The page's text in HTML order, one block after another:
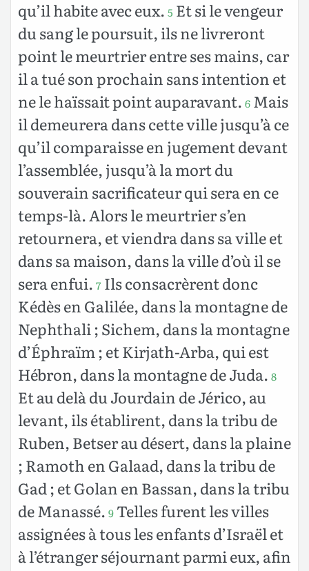
qu’il habite avec eux. 5 Et si le vengeur
du sang le poursuit, ils ne livreront
point le meurtrier entre ses mains, car
il a tué son prochain sans intention et
ne le haïssait point auparavant. 6 Mais
il demeurera dans cette ville jusqu’à ce
qu’il comparaisse en jugement devant
l’assemblée, jusqu’à la mort du
souverain sacrificateur qui sera en ce
temps-là. Alors le meurtrier s’en
retournera, et viendra dans sa ville et
dans sa maison, dans la ville d’où il se
sera enfui. 7 Ils consacrèrent donc
Kédès en Galilée, dans la montagne de
Nephthali ; Sichem, dans la montagne
d’Éphraïm ; et Kirjath-Arba, qui est
Hébron, dans la montagne de Juda. 8
Et au delà du Jourdain de Jérico, au
levant, ils établirent, dans la tribu de
Ruben, Betser au désert, dans la plaine
; Ramoth en Galaad, dans la tribu de
Gad ; et Golan en Bassan, dans la tribu
de Manassé. 9 Telles furent les villes
assignées à tous les enfants d’Israël et
à l’étranger séjournant parmi eux, afin